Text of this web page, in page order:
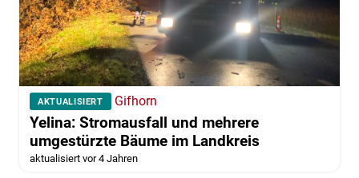
AKTUALISIERT Gifhorn
Yelina: Stromausfall und mehrere
umgestürzte Bäume im Landkreis
aktualisiert vor 4 Jahren